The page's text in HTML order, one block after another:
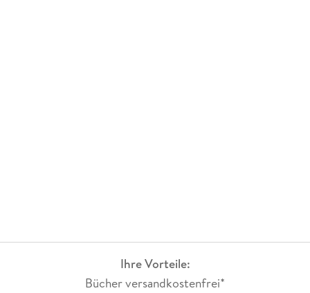
Ihre Vorteile:
Bücher versandkostenfrei*